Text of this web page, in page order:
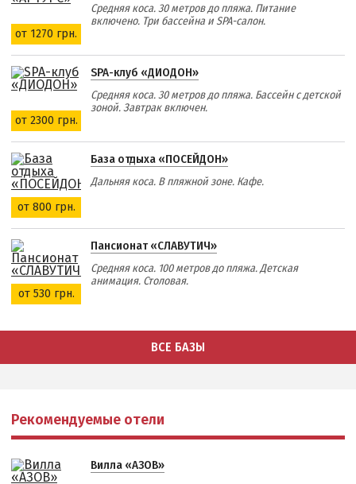
История курорта
ПИТАНИЕ
РАЗВЛЕЧЕНИЯ
Аквапарк
Дельфинарий
Зоопарк
Виндсерфинг
Рыбалка
ДОСТОПРИМЕЧАТЕЛЬНОСТИ
Памятники и скульптуры
Острова Дзендзик
от 1270 грн.
Средняя коса. 30 метров до пляжа. Питание
включено. Три бассейна и SPA-салон.
от 2300 грн.
SPA-клуб «ДИОДОН»
Средняя коса. 30 метров до пляжа. Бассейн с детской
зоной. Завтрак включен.
от 800 грн.
База отдыха «ПОСЕЙДОН»
Дальняя коса. В пляжной зоне. Кафе.
от 530 грн.
Пансионат «СЛАВУТИЧ»
Средняя коса. 100 метров до пляжа. Детская
анимация. Столовая.
ВСЕ БАЗЫ
Рекомендуемые отели
Вилла «АЗОВ»